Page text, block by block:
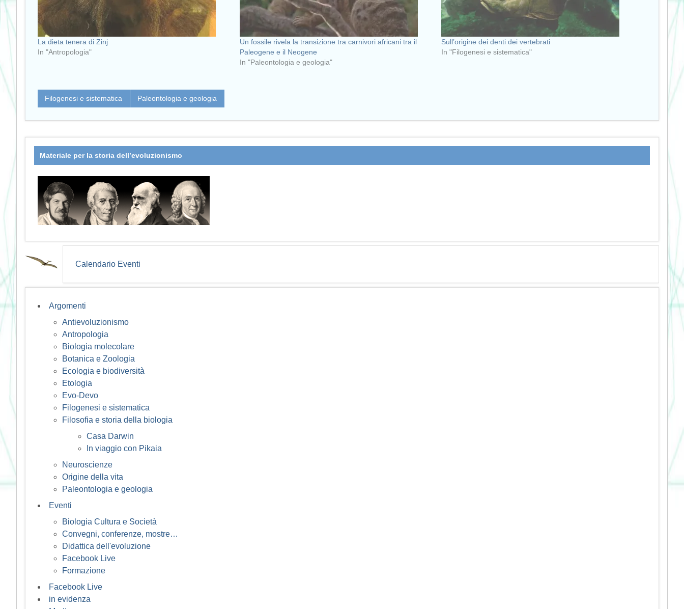
La dieta tenera di Zinj
In "Antropologia"
Un fossile rivela la transizione tra carnivori africani tra il
Paleogene e il Neogene
In "Paleontologia e geologia"
Sull’origine dei denti dei vertebrati
In "Filogenesi e sistematica"
Filogenesi e sistematica Paleontologia e geologia
Materiale per la storia dell’evoluzionismo
Calendario Eventi
Argomenti
Antievoluzionismo
Antropologia
Biologia molecolare
Botanica e Zoologia
Ecologia e biodiversità
Etologia
Evo-Devo
Filogenesi e sistematica
Filosofia e storia della biologia
Casa Darwin
In viaggio con Pikaia
Neuroscienze
Origine della vita
Paleontologia e geologia
Eventi
Biologia Cultura e Società
Convegni, conferenze, mostre…
Didattica dell'evoluzione
Facebook Live
Formazione
Facebook Live
in evidenza